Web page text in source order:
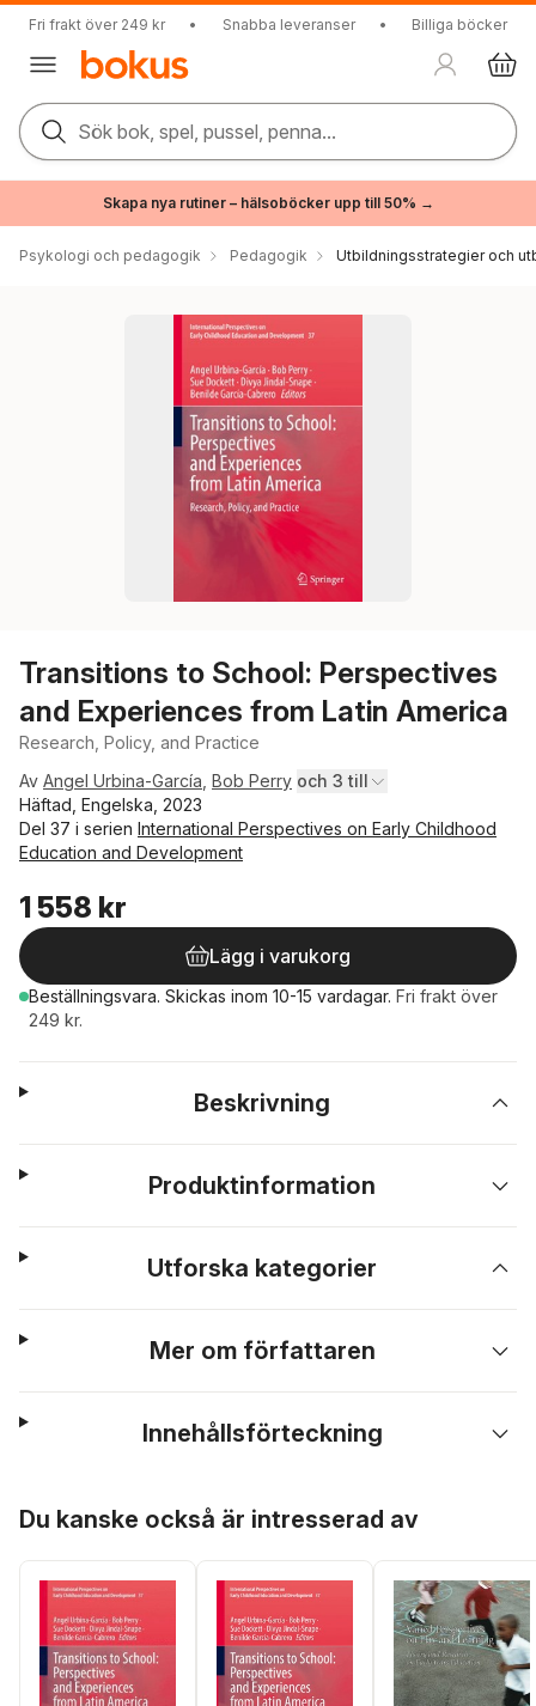
Fri frakt över 249 kr • Snabba leveranser • Billiga böcker
Sök bok, spel, pussel, penna...
Skapa nya rutiner – hälsoböcker upp till 50% →
Psykologi och pedagogik Pedagogik Utbildningsstrategier och
Transitions to School: Perspectives
and Experiences from Latin America
Research, Policy, and Practice
Av Angel Urbina-García Bob Perry och 3 till
Häftad, Engelska, 2023
Del 37 i serien International Perspectives on Early Childhood
Education and Development
1 558 kr
Lägg i varukorg
Beställningsvara. Skickas inom 10-15 vardagar. Fri frakt över
249 kr.
Beskrivning
Produktinformation
Utforska kategorier
Mer om författaren
Innehållsförteckning
Du kanske också är intresserad av